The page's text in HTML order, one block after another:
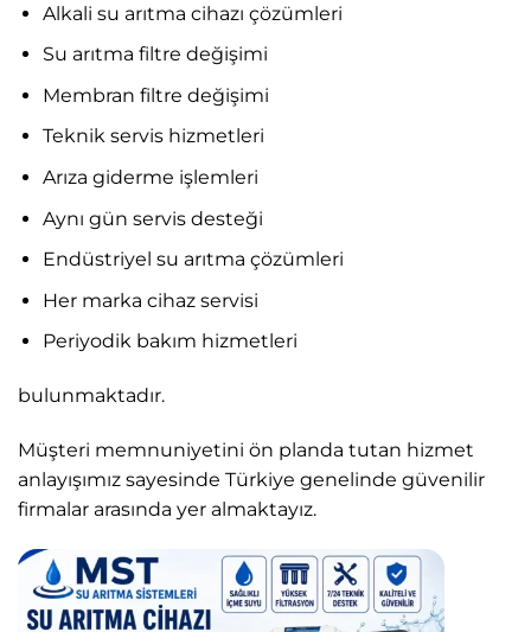
Alkali su arıtma cihazı çözümleri
Su arıtma filtre değişimi
Membran filtre değişimi
Teknik servis hizmetleri
Arıza giderme işlemleri
Aynı gün servis desteği
Endüstriyel su arıtma çözümleri
Her marka cihaz servisi
Periyodik bakım hizmetleri
bulunmaktadır.
Müşteri memnuniyetini ön planda tutan hizmet
anlayışımız sayesinde Türkiye genelinde güvenilir
firmalar arasında yer almaktayız.